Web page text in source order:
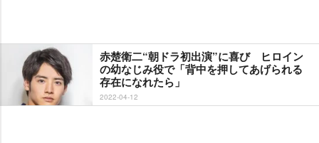
赤楚衛二“朝ドラ初出演”に喜び ヒロイン
の幼なじみ役で「背中を押してあげられる
存在になれたら」
2022-04-12